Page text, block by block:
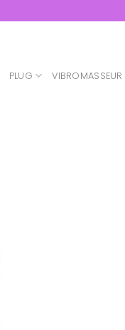
PLUG VIBROMASSEUR